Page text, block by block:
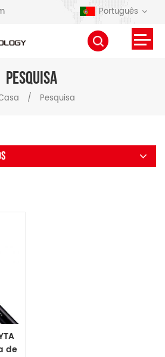
Português
PESQUISA
/ Pesquisa
de